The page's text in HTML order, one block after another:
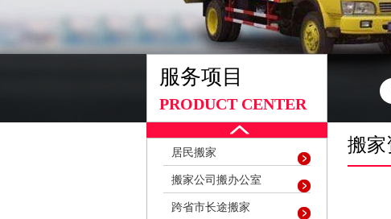
服务项目
PRODUCT CENTER
居民搬家
搬家公司搬办公室
跨省市长途搬家
搬家